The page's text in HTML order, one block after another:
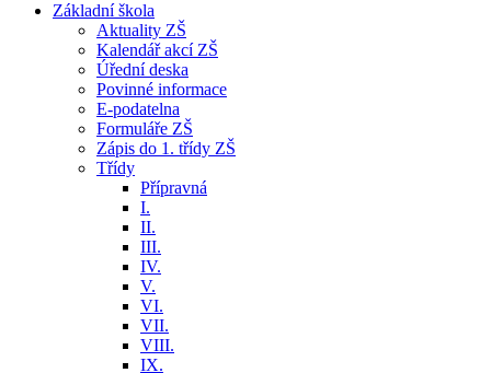
Základní škola
Aktuality ZŠ
Kalendář akcí ZŠ
Úřední deska
Povinné informace
E-podatelna
Formuláře ZŠ
Zápis do 1. třídy ZŠ
Třídy
Přípravná
I.
II.
III.
IV.
V.
VI.
VII.
VIII.
IX.